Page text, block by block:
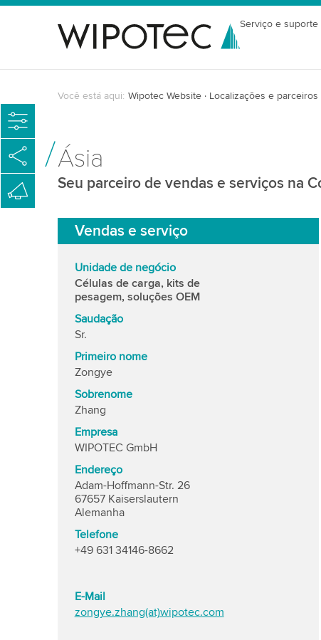
Serviço e suporte
Você está aqui: Wipotec Website Localizações e parceiros
Ásia
Seu parceiro de vendas e serviços na
Vendas e serviço
Unidade de negócio
Células de carga, kits de
pesagem, soluções OEM
Saudação
Sr.
Primeiro nome
Zongye
Sobrenome
Zhang
Empresa
WIPOTEC GmbH
Endereço
Adam-Hoffmann-Str. 26
67657 Kaiserslautern
Alemanha
Telefone
+49 631 34146-8662
E-Mail
zongye.zhang(at)wipotec.com